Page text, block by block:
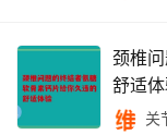
颈椎
舒适
关